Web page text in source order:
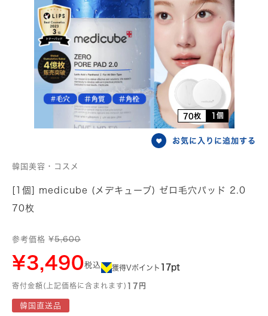
70枚 1個
お気に入りに追加する
韓国美容・コスメ
[1個] medicube (メデキューブ) ゼロ毛穴パッド 2.0
70枚
参考価格 ¥5,600
¥3,490税込 獲得Vポイント 17pt
寄付金額(上記価格に含まれます) 17円
韓国直送品